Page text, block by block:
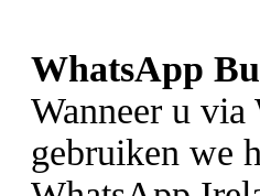
WhatsApp
Wanneer u
gebruiken we